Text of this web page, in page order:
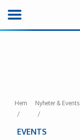
Hem Nyheter & Events
EVENTS